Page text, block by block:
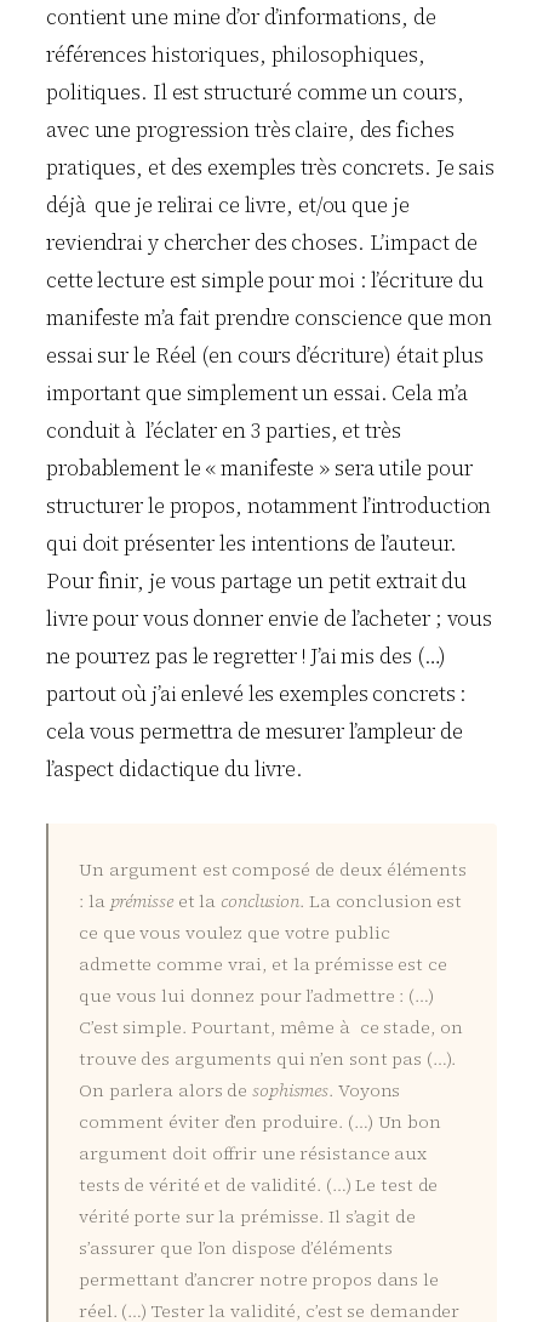
contient une mine d’or d’informations, de
références historiques, philosophiques,
politiques. Il est structuré comme un cours,
avec une progression très claire, des fiches
pratiques, et des exemples très concrets. Je sais
déjà que je relirai ce livre, et/ou que je
reviendrai y chercher des choses. L’impact de
cette lecture est simple pour moi : l’écriture du
manifeste m’a fait prendre conscience que mon
essai sur le Réel (en cours d’écriture) était plus
important que simplement un essai. Cela m’a
conduit à l’éclater en 3 parties, et très
probablement le « manifeste » sera utile pour
structurer le propos, notamment l’introduction
qui doit présenter les intentions de l’auteur.
Pour finir, je vous partage un petit extrait du
livre pour vous donner envie de l’acheter ; vous
ne pourrez pas le regretter ! J’ai mis des (…)
partout où j’ai enlevé les exemples concrets :
cela vous permettra de mesurer l’ampleur de
l’aspect didactique du livre.
Un argument est composé de deux éléments
: la prémisseet la conclusion. La conclusion est
ce que vous voulez que votre public
admette comme vrai, et la prémisse est ce
que vous lui donnez pour l’admettre : (…)
C’est simple. Pourtant, même à ce stade, on
trouve des arguments qui n’en sont pas (…).
On parlera alors de sophismes. Voyons
comment éviter d’en produire. (…) Un bon
argument doit offrir une résistance aux
tests de vérité et de validité. (…) Le test de
vérité porte sur la prémisse. Il s’agit de
s’assurer que l’on dispose d’éléments
permettant d’ancrer notre propos dans le
réel. (…) Tester la validité, c’est se demander